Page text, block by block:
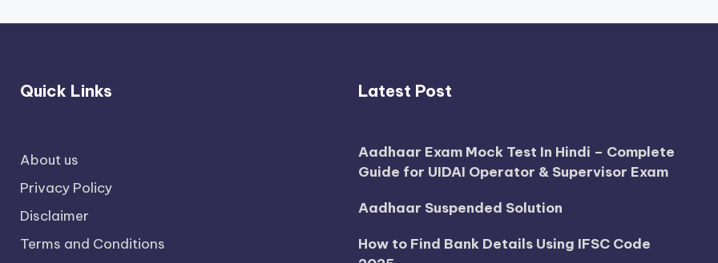
Quick Links
About us
Privacy Policy
Disclaimer
Terms and Conditions
Latest Post
Aadhaar Exam Mock Test In Hindi – Complete
Guide for UIDAI Operator & Supervisor Exam
Aadhaar Suspended Solution
How to Find Bank Details Using IFSC Code